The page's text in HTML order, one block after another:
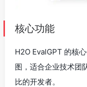
核心功能
H2O EvalGPT 的核
图，适合企业技术团
比的开发者。